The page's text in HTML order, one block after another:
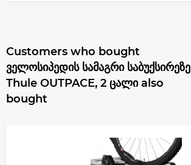
Customers who bought
ველოსიპედის სამაგრი საბუქსირეზე
Thule OUTPACE, 2 ცალი also
bought